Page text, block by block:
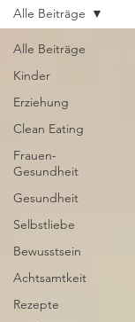
Alle Beiträge
Kinder
Erziehung
Clean Eating
Frauen-
Gesundheit
Gesundheit
Selbstliebe
Bewusstsein
Achtsamtkeit
Rezepte
Alle Beiträge